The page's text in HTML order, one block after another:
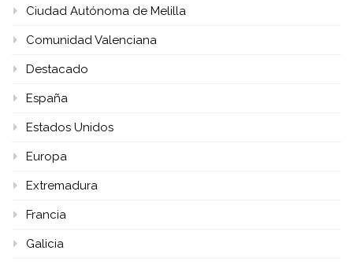
Ciudad Autónoma de Melilla
Comunidad Valenciana
Destacado
España
Estados Unidos
Europa
Extremadura
Francia
Galicia